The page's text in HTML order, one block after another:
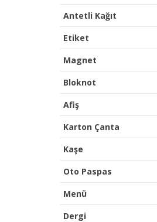
Antetli Kağıt
Etiket
Magnet
Bloknot
Afiş
Karton Çanta
Kaşe
Oto Paspas
Menü
Dergi